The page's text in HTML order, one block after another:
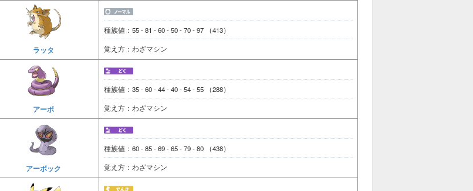
ラッタ
種族値：55 - 81 - 60 - 50 - 70 - 97 （413）
覚え方：わざマシン
アーボ
種族値：35 - 60 - 44 - 40 - 54 - 55 （288）
覚え方：わざマシン
アーボック
種族値：60 - 85 - 69 - 65 - 79 - 80 （438）
覚え方：わざマシン